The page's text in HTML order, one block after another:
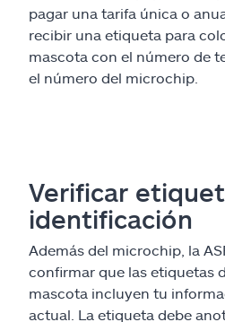
pagar una tarifa única o
recibir una etiqueta para
mascota con el número de
el número del microchip.
Verificar
identificación
Además del microchip, la
confirmar que las etiquetas
mascota incluyen tu
actual. La etiqueta debe